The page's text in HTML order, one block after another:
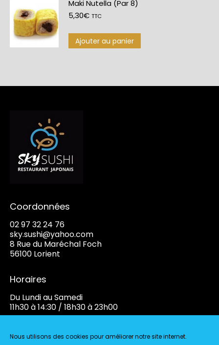
Nous utilisons des cookies pour améliorer notre site internet.
Maki Nutella (Par 8)
5,30€ TTC
Ajouter au panier
Coordonnées
02 97 32 24 76
sky.sushi@yahoo.com
8 Rue du Maréchal Foch
56100 Lorient
Horaires
Du Lundi au Samedi
11h30 à 14:30 / 18h30 à 23h00
18h30 à 23h00